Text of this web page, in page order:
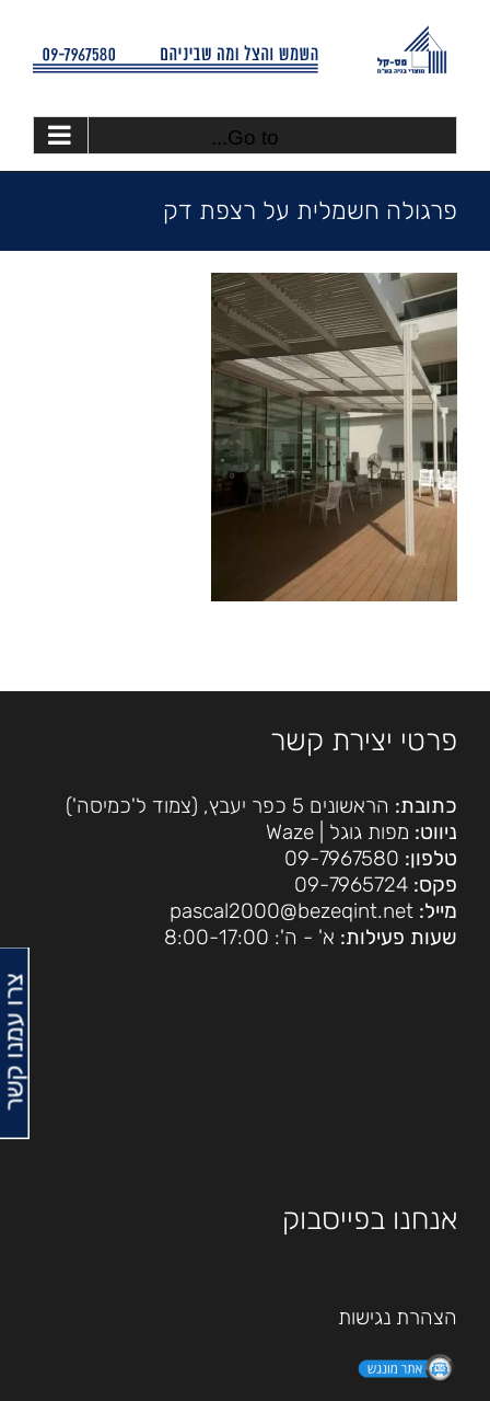
content
Go to...
פרגולה חשמלית על רצפת דק
פרטי יצירת קשר
כתובת: הראשונים 5 כפר יעבץ, (צמוד ל'כמיסה')
ניווט: מפות גוגל
Waze
טלפון: 09-7967580
פקס:
מייל: pascal2000@bezeqint.net
שעות פעילות: א' - ה': 8:00-17:00
אנחנו בפייסבוק
הצהרת נגישות
צרו